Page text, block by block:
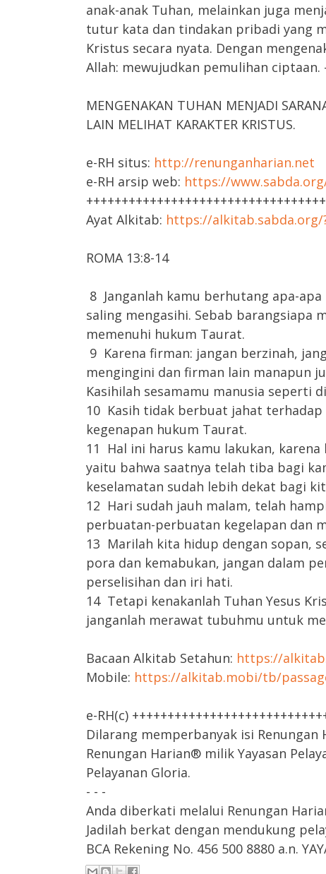
anak-anak Tuhan, melainkan juga
tutur kata dan tindakan pribadi yang
Kristus secara nyata. Dengan
Allah: mewujudkan pemulihan ciptaan.
MENGENAKAN TUHAN MENJADI
LAIN MELIHAT KARAKTER KRISTUS.
e-RH situs: http://renunganharian.net
e-RH arsip web: https://
Ayat Alkitab: https://alkitab.sabda.org/
ROMA 13:8-14
8 Janganlah kamu berhutang apa-
saling mengasihi. Sebab barangsiapa
memenuhi hukum Taurat.
9 Karena firman: jangan berzinah,
mengingini dan firman lain manapun
Kasihilah sesamamu manusia seperti
10 Kasih tidak berbuat jahat terhadap
kegenapan hukum Taurat.
11 Hal ini harus kamu lakukan,
yaitu bahwa saatnya telah tiba bagi
keselamatan sudah lebih dekat bagi
12 Hari sudah jauh malam, telah
perbuatan-perbuatan kegelapan dan
13 Marilah kita hidup dengan sopan,
pora dan kemabukan, jangan dalam
perselisihan dan iri hati.
14 Tetapi kenakanlah Tuhan Yesus
janganlah merawat tubuhmu untuk
Bacaan Alkitab Setahun: https://
Mobile: https://alkitab.mobi/tb/
e-RH(c)
Dilarang memperbanyak isi
Renungan Harian® milik Yayasan
Pelayanan Gloria.
- - -
Anda diberkati melalui Renungan
Jadilah berkat dengan mendukung
BCA Rekening No. 456 500 8880 a.n.